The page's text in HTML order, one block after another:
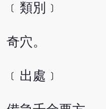
﹝類別﹞
奇穴。
﹝出處﹞